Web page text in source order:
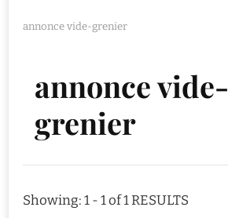
annonce vide-grenier
annonce vide-
grenier
Showing: 1 - 1 of 1 RESULTS